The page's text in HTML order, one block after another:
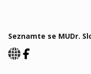
Seznamte se MUDr.